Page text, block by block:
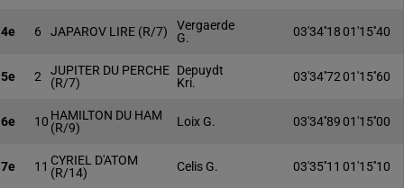
4e 6 JAPAROV LIRE (R/7)
Vergaerde
G.
03'34''1801'15''40
5e 2
JUPITER DU PERCHE
(R/7)
Depuydt
Kri.
03'34''7201'15''60
6e 10 HAMILTON DU HAM
(R/9)
Loix G. 03'34''8901'15''00
7e 11 CYRIEL D'ATOM
(R/14)
Celis G. 03'35''11 01'15''10